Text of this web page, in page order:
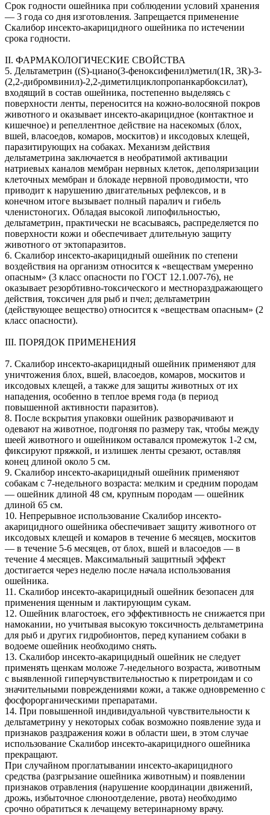
Срок годности ошейника при соблюдении условий хранения
— 3 года со дня изготовления. Запрещается применение
Скалибор инсекто-акарицидного ошейника по истечении
срока годности.
II. ФАРМАКОЛОГИЧЕСКИЕ СВОЙСТВА
5. Дельтаметрин ((S)-циано(3-феноксифенил)метил(1R, 3R)-3-
(2,2-дибромвинил)-2,2-диметилциклопропанкарбоксилат),
входящий в состав ошейника, постепенно выделяясь с
поверхности ленты, переносится на кожно-волосяной покров
животного и оказывает инсекто-акарицидное (контактное и
кишечное) и репеллентное действие на насекомых (блох,
вшей, власоедов, комаров, москитов) и иксодовых клещей,
паразитирующих на собаках. Механизм действия
дельтаметрина заключается в необратимой активации
натриевых каналов мембран нервных клеток, деполяризации
клеточных мембран и блокаде нервной проводимости, что
приводит к нарушению двигательных рефлексов, и в
конечном итоге вызывает полный паралич и гибель
членистоногих. Обладая высокой липофильностью,
дельтаметрин, практически не всасываясь, распределяется по
поверхности кожи и обеспечивает длительную защиту
животного от эктопаразитов.
6. Скалибор инсекто-акарицидный ошейник по степени
воздействия на организм относится к «веществам умеренно
опасным» (3 класс опасности по ГОСТ 12.1.007-76), не
оказывает резорбтивно-токсического и местнораздражающего
действия, токсичен для рыб и пчел; дельтаметрин
(действующее вещество) относится к «веществам опасным» (2
класс опасности).
III. ПОРЯДОК ПРИМЕНЕНИЯ
7. Скалибор инсекто-акарицидный ошейник применяют для
уничтожения блох, вшей, власоедов, комаров, москитов и
иксодовых клещей, а также для защиты животных от их
нападения, особенно в теплое время года (в период
повышенной активности паразитов).
8. После вскрытия упаковки ошейник разворачивают и
одевают на животное, подгоняя по размеру так, чтобы между
шеей животного и ошейником оставался промежуток 1-2 см,
фиксируют пряжкой, и излишек ленты срезают, оставляя
конец длиной около 5 см.
9. Скалибор инсекто-акарицидный ошейник применяют
собакам с 7-недельного возраста: мелким и средним породам
— ошейник длиной 48 см, крупным породам — ошейник
длиной 65 см.
10. Непрерывное использование Скалибор инсекто-
акарицидного ошейника обеспечивает защиту животного от
иксодовых клещей и комаров в течение 6 месяцев, москитов
— в течение 5-6 месяцев, от блох, вшей и власоедов — в
течение 4 месяцев. Максимальный защитный эффект
достигается через неделю после начала использования
ошейника.
11. Скалибор инсекто-акарицидный ошейник безопасен для
применения щенным и лактирующим сукам.
12. Ошейник влагостоек, его эффективность не снижается при
намокании, но учитывая высокую токсичность дельтаметрина
для рыб и других гидробионтов, перед купанием собаки в
водоеме ошейник необходимо снять.
13. Скалибор инсекто-акарицидный ошейник не следует
применять щенкам моложе 7-недельного возраста, животным
с выявленной гиперчувствительностью к пиретроидам и со
значительными повреждениями кожи, а также одновременно с
фосфорорганическими препаратами.
14. При повышенной индивидуальной чувствительности к
дельтаметрину у некоторых собак возможно появление зуда и
признаков раздражения кожи в области шеи, в этом случае
использование Скалибор инсекто-акарицидного ошейника
прекращают.
При случайном проглатывании инсекто-акарицидного
средства (разгрызание ошейника животным) и появлении
признаков отравления (нарушение координации движений,
дрожь, избыточное слюноотделение, рвота) необходимо
срочно обратиться к лечащему ветеринарному врачу.